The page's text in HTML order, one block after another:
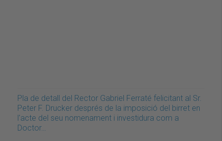
Pla de detall del Rector Gabriel Ferraté felicitant al Sr.
Peter F. Drucker després de la imposició del birret en
l'acte del seu nomenament i investidura com a
Doctor…